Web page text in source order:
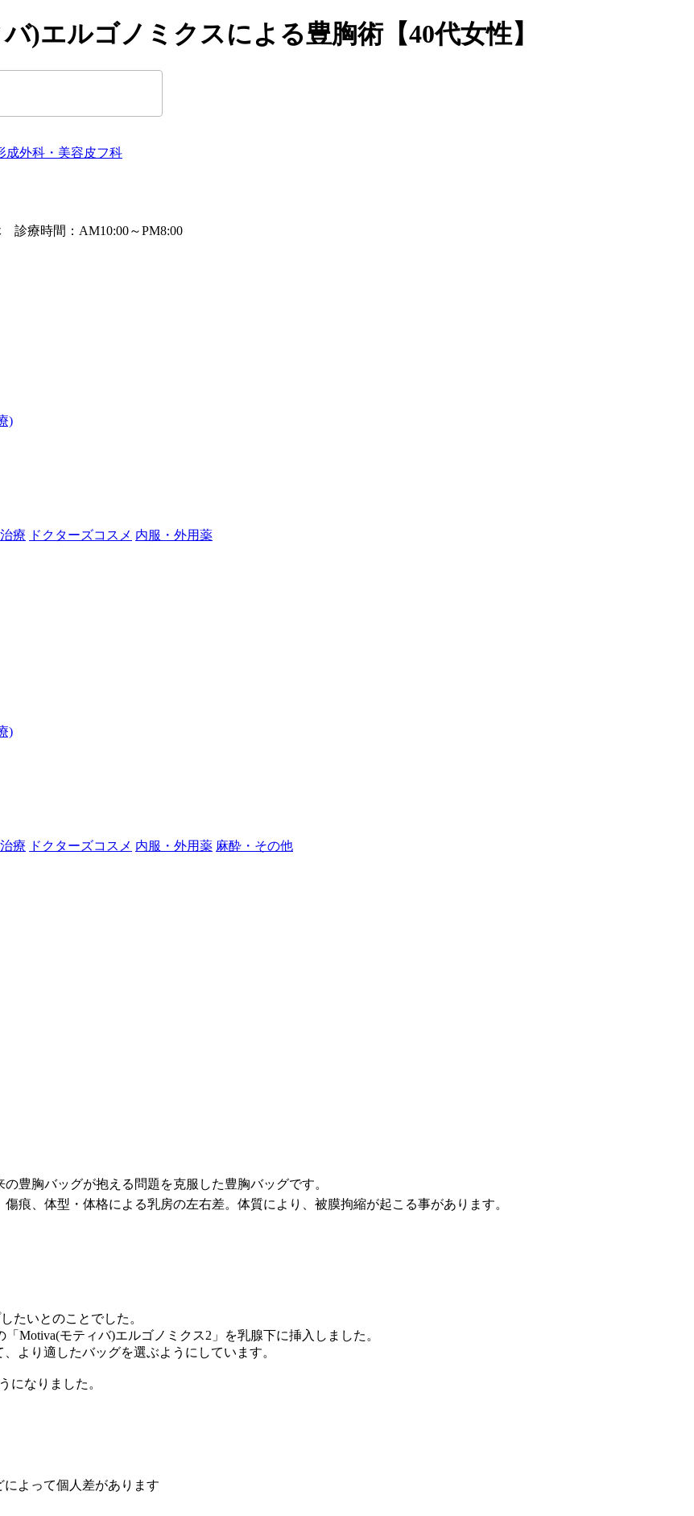
)エルゴノミクスによる豊胸術【40代女性】
)
療 ドクターズコスメ 内服・外用薬
)
療 ドクターズコスメ 内服・外用薬 麻酔・その他
豊胸バッグが抱える問題を克服した豊胸バッグです。
痕、体型・体格による乳房の左右差。体質により、被膜拘縮が起こる事があります。
たいとのことでした。
Motiva(モティバ)エルゴノミクス2」を乳腺下に挿入しました。
より適したバッグを選ぶようにしています。
になりました。
よって個人差があります